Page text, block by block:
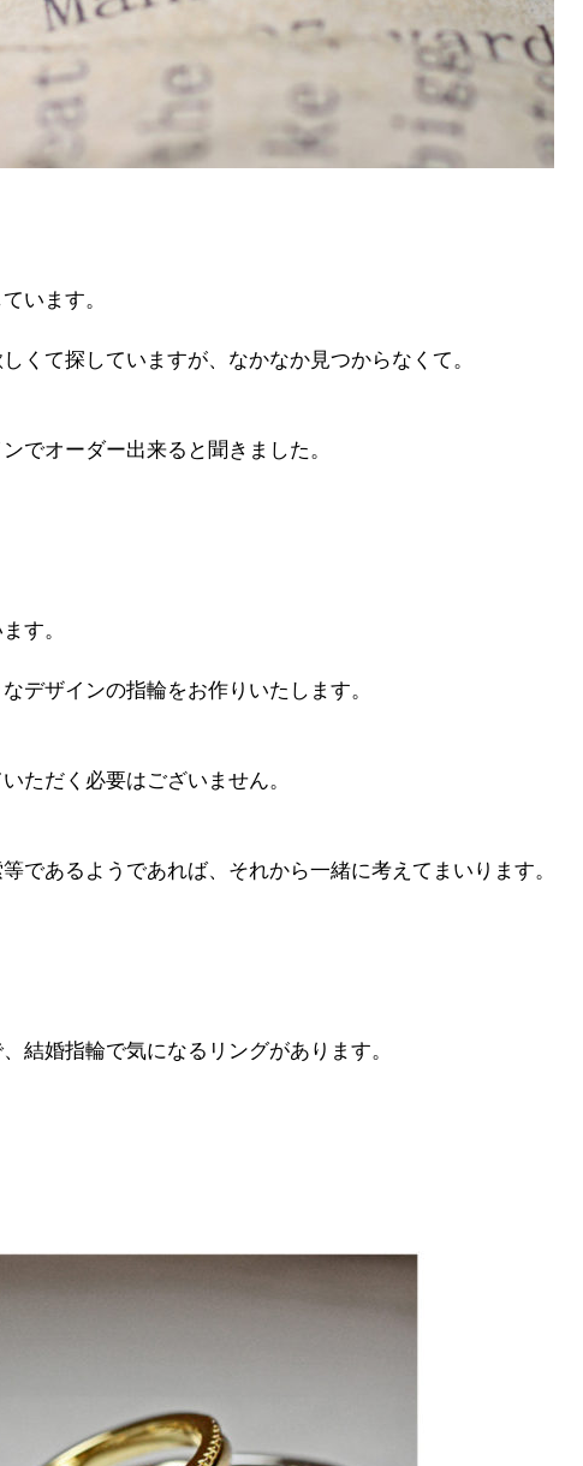
います。
くて探していますが、なかなか見つからなくて。
でオーダー出来ると聞きました。
す。
デザインの指輪をお作りいたします。
ただく必要はございません。
であるようであれば、それから一緒に考えてまいります。
結婚指輪で気になるリングがあります。